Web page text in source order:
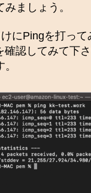
ましょう。
にPingを打って
確認してみて下